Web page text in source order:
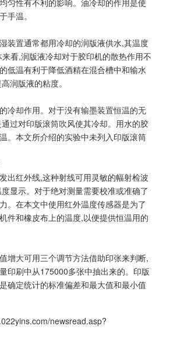
匀性有不利的影响。油冷却的作用是使
手温。
装置通常都用冷却的润版液供水,其温度
看,润版液冷却对于胶印机的散热作用不
低温有利于降低酒精在混合槽中和输水
润版液的粘度。
冷却作用。对于没有输墨装置恒温的无
过对印版滚筒吹风使其冷却。用水的胶
。本文所介绍的实验中未列入印版滚筒
出红外线,这种射线可用灵敏的幅射检波
显示。对于绝对测量需要校准或准确了
。在本文中使用红外温度传感器是为了
件和橡皮布上的温度,以便提供恒温用的
增大可用三个调节方法借助印张来判断,
印刷中从175000多张中抽出来的。印版
确定统计的标准偏差和最大值和最小值
newsread.asp?